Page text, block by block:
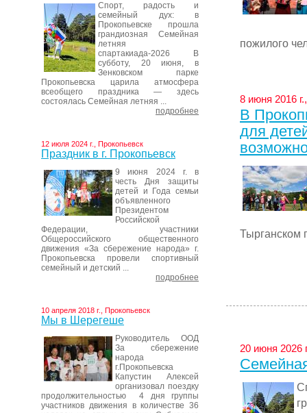
Спорт, радость и
семейный дух: в
Прокопьевске прошла
грандиозная Семейная
летняя
спартакиада-2026 В
субботу, 20 июня, в
Зенковском парке
Прокопьевска царила атмосфера
всеобщего праздника — здесь
состоялась Семейная летняя ...
подробнее
12 июля 2024 г., Прокопьевск
Праздник в г. Прокопьевск
9 июня 2024 г. в
честь Дня защиты
детей и Года семьи
объявленного
Президентом
Российской
Федерации, участники
Общероссийского общественного
движения «За сбережение народа» г.
Прокопьевска провели спортивный
семейный и детский ...
подробнее
10 апреля 2018 г., Прокопьевск
Мы в Шерегеше
Руководитель ООД
За сбережение
народа
г.Прокопьевска
Капустин Алексей
организовал поездку
продолжительностью 4 дня группы
участников движения в количестве 36
пожилого
8 июня 2016
В
для
Тырганском
20 июня 2026